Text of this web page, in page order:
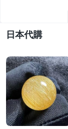
日本代購